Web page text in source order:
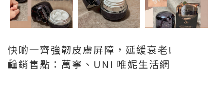
快啲一齊強韌皮膚屏障，延緩衰老!
🛍️銷售點：萬寧、UNI 唯妮生活網